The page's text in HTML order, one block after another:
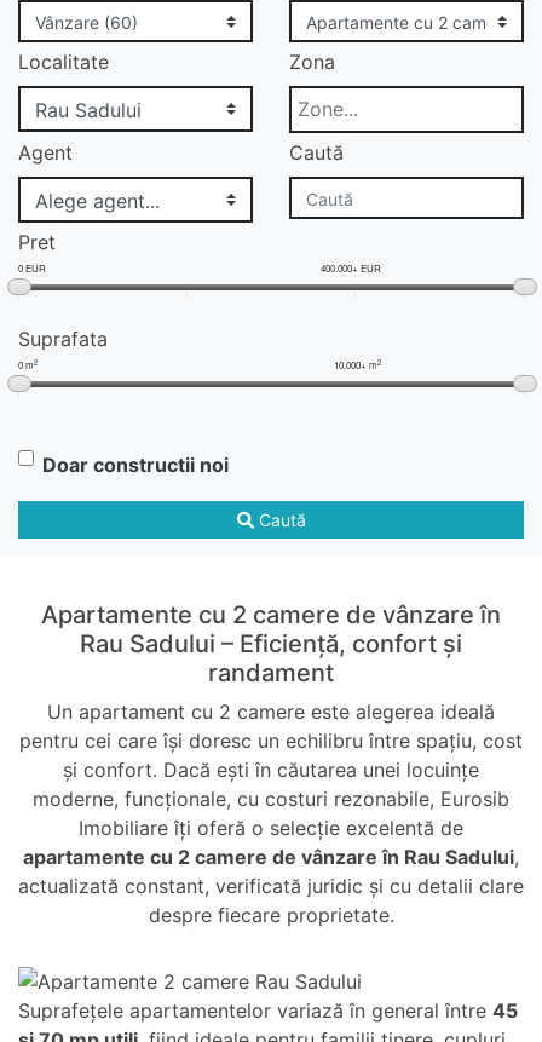
Localitate Zona
Agent Caută
Pret
0 EUR 400.000+ EUR
Suprafata
0 m2 10.000+ m2
Doar constructii noi
Caută
Apartamente cu 2 camere de vânzare în
Rau Sadului – Eficiență, confort și
randament
Un apartament cu 2 camere este alegerea ideală
pentru cei care își doresc un echilibru între spațiu, cost
și confort. Dacă ești în căutarea unei locuințe
moderne, funcționale, cu costuri rezonabile, Eurosib
Imobiliare îți oferă o selecție excelentă de
apartamente cu 2 camere de vânzare în Rau Sadului,
actualizată constant, verificată juridic și cu detalii clare
despre fiecare proprietate.
Suprafețele apartamentelor variază în general între 45